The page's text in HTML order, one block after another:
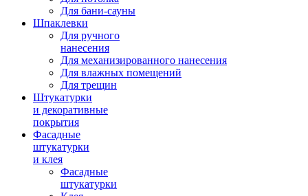
Для бани-сауны
Шпаклевки
Для ручного
нанесения
Для механизированного нанесения
Для влажных помещений
Для трещин
Штукатурки
и декоративные
покрытия
Фасадные
штукатурки
и клея
Фасадные
штукатурки